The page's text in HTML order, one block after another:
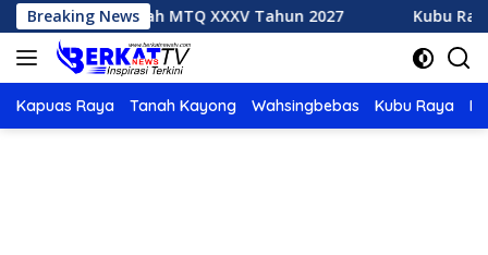
Langsung
ke
konten
Breaking News
Rumah MTQ XXXV Tahun 2027 Kubu Raya
Kapuas Raya Tanah Kayong Wahsingbebas Kubu Raya